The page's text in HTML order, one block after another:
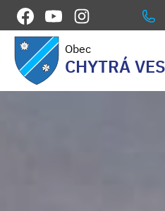
Obec
CHYTRÁ VES